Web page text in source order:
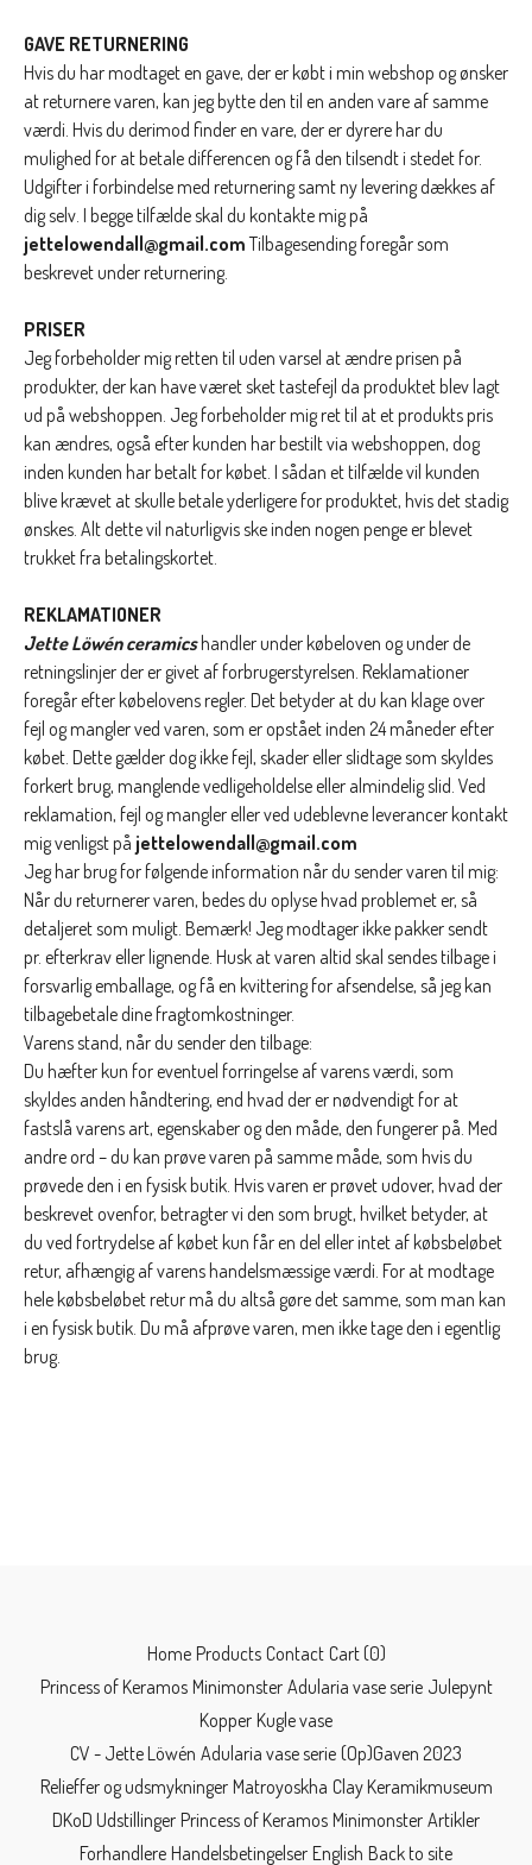
GAVE RETURNERING
Hvis du har modtaget en gave, der er købt i min webshop og ønsker
at returnere varen, kan jeg bytte den til en anden vare af samme
værdi. Hvis du derimod finder en vare, der er dyrere har du
mulighed for at betale differencen og få den tilsendt i stedet for.
Udgifter i forbindelse med returnering samt ny levering dækkes af
dig selv. I begge tilfælde skal du kontakte mig på
jettelowendall@gmail.comTilbagesending foregår som
beskrevet under returnering.
PRISER
Jegforbeholder mig retten til uden varsel at ændre prisen på
produkter, der kan have været sket tastefejl da produktet blev lagt
ud på webshoppen. Jegforbeholder mig ret til at et produkts pris
kan ændres, også efter kunden har bestilt via webshoppen, dog
inden kunden har betalt for købet. I sådan et tilfælde vil kunden
blive krævet at skulle betale yderligere for produktet, hvis det stadig
ønskes. Alt dette vil naturligvis ske inden nogen penge er blevet
trukket fra betalingskortet.
REKLAMATIONER
Jette Löwén ceramicshandler under købeloven og under de
retningslinjer der er givet af forbrugerstyrelsen. Reklamationer
foregår efter købelovens regler. Det betyder at du kan klage over
fejl og mangler ved varen, som er opstået inden 24 måneder efter
købet. Dette gælder dog ikke fejl, skader eller slidtage som skyldes
forkert brug, manglende vedligeholdelse eller almindelig slid. Ved
reklamation, fejl og mangler eller ved udeblevne leverancer kontakt
mig venligst på jettelowendall@gmail.com
Jeghar brug for følgende information når du sender varen til mig:
Når du returnerer varen, bedes du oplyse hvad problemet er, så
detaljeret som muligt. Bemærk! Jeg modtager ikke pakker sendt
pr. efterkrav eller lignende. Husk at varen altid skal sendes tilbage i
forsvarlig emballage, og få en kvittering for afsendelse, så jeg kan
tilbagebetale dine fragtomkostninger.
Varens stand, når du sender den tilbage:
Du hæfter kun for eventuel forringelse af varens værdi, som
skyldes anden håndtering, end hvad der er nødvendigt for at
fastslå varens art, egenskaber og den måde, den fungerer på. Med
andre ord – du kan prøve varen på samme måde, som hvis du
prøvede den i en fysisk butik. Hvis varen er prøvet udover, hvad der
beskrevet ovenfor, betragter vi den som brugt, hvilket betyder, at
du ved fortrydelse af købet kun får en del eller intet af købsbeløbet
retur, afhængig af varens handelsmæssige værdi. For at modtage
hele købsbeløbet retur må du altså gøre det samme, som man kan
i en fysisk butik. Du må afprøve varen, men ikke tage den i egentlig
brug.
Home Products Contact Cart (0)
Princess of Keramos Minimonster Adularia vase serie Julepynt
Kopper Kugle vase
CV - Jette Löwén Adularia vase serie (Op)Gaven 2023
Relieffer og udsmykninger Matroyoskha Clay Keramikmuseum
DKoD Udstillinger Princess of Keramos Minimonster Artikler
Forhandlere Handelsbetingelser English Back to site